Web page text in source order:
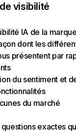
visibilité
IA de la
dont les
présentent par
du sentiment et
du marché
exactes